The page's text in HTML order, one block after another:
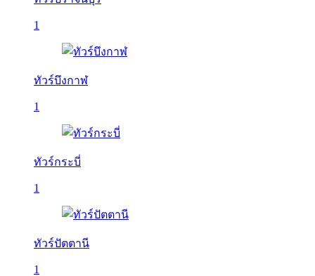
1
ทัวร์บึงกาฬ
1
ทัวร์กระบี่
1
ทัวร์ปัตตานี
1